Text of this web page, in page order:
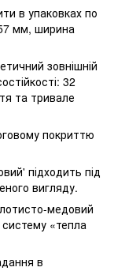
в упаковках по
мм, ширина
зовнішній
32
та тривале
покриттю
підходить під
вигляду.
медовий
«тепла
в